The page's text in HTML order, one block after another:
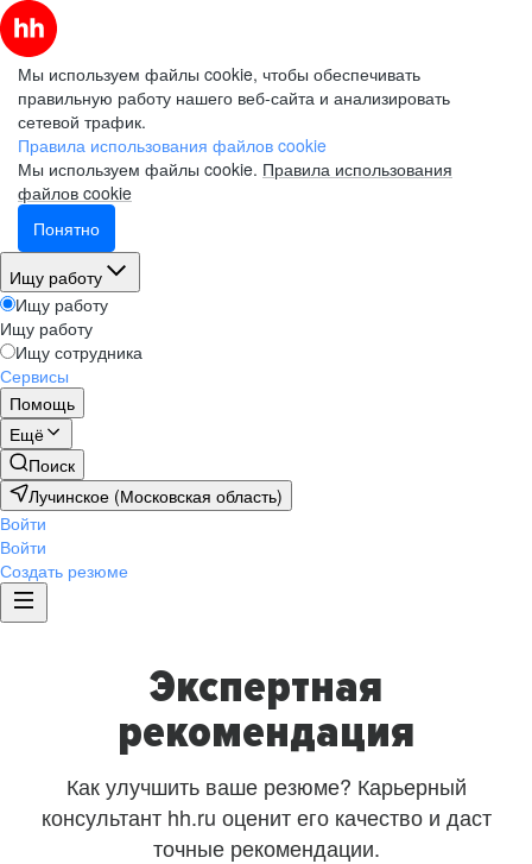
Мы используем файлы cookie, чтобы обеспечивать
правильную работу нашего веб-сайта и анализировать
сетевой трафик.
Правила использования файлов cookie
Мы используем файлы cookie. Правила использования
файлов cookie
Понятно
Ищу работу
Ищу работу
Ищу работу
Ищу сотрудника
Сервисы
Помощь
Ещё
Поиск
Лучинское (Московская область)
Войти
Войти
Создать резюме
Экспертная
рекомендация
Как улучшить ваше резюме? Карьерный
консультант hh.ru оценит его качество и даст
точные рекомендации.